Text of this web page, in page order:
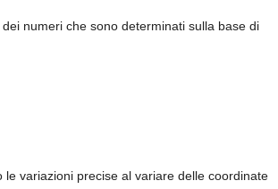
numeri che sono determinati sulla base di
le variazioni precise al variare delle coordinate